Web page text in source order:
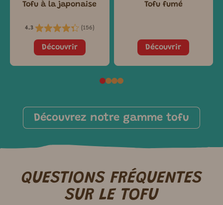
Tofu à la japonaise
4.3 (156)
Découvrir
Tofu fumé
Découvrir
Découvrez notre gamme tofu
QUESTIONS FRÉQUENTES
SUR LE TOFU